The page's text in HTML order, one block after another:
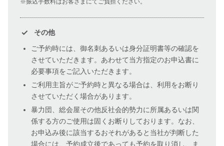
振込手数料はお客さまにてご負担ください。
その他
ご予約時には、御名刺あるいは身分証明書等の確認を
させていただきます。あわせて当方指定のお申込書に
必要事項をご記入いただきます。
ご利用主旨がご予約時と異なる場合は、利用をお断り
させていただく場合があります。
暴力団、総会屋その他反社会的勢力に所属あるいは関
係する方のご使用は固くお断りしております。なお、
お申込み後に該当するおそれがあると当社が判断した
場合には、予約成立後であっても予約を取り消し、ま